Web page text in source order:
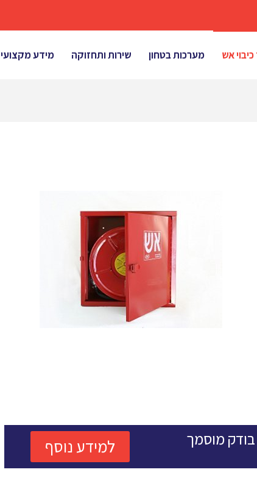
כיבוי אש מערכות בטחון שירות ותחזוקה מידע מקצועי
בודק מוסמך למידע נוסף